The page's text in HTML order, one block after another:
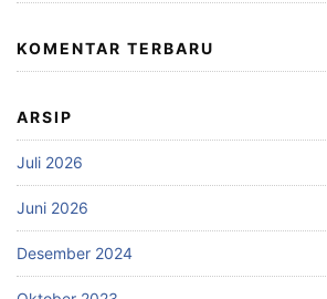
KOMENTAR TERBARU
ARSIP
Juli 2026
Juni 2026
Desember 2024